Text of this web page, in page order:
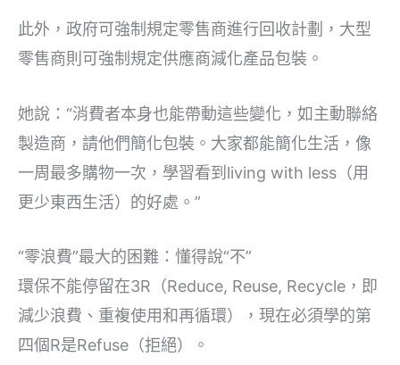
此外，政府可強制規定零售商進行回收計劃，大型
零售商則可強制規定供應商減化產品包裝。
她說：“消費者本身也能帶動這些變化，如主動聯絡
製造商，請他們簡化包裝。大家都能簡化生活，像
一周最多購物一次，學習看到living with less（用
更少東西生活）的好處。”
“零浪費”最大的困難：懂得說“不”
環保不能停留在3R（Reduce, Reuse, Recycle，即
減少浪費、重複使用和再循環），現在必須學的第
四個R是Refuse（拒絕）。